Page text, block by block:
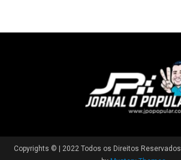
Copyrights © | 2022 Todos os Direitos Reservados.